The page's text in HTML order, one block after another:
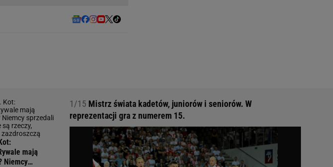
mają
Niemcy
1/15 Mistrz świata kadetów, juniorów i seniorów. W
reprezentacji gra z numerem 15.